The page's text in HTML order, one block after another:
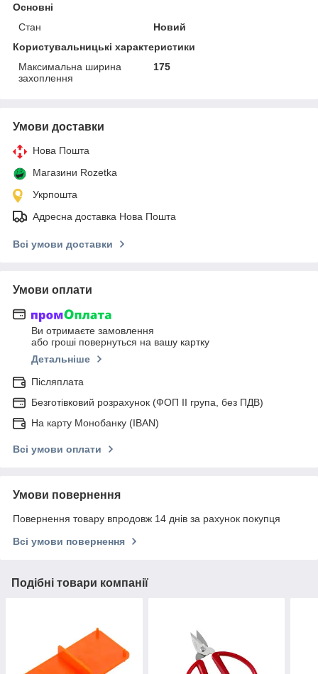
Основні
Стан
Новий
Користувальницькі характеристики
Максимальна ширина
захоплення
175
Умови доставки
Нова Пошта
Магазини Rozetka
Укрпошта
Адресна доставка Нова Пошта
Всі умови доставки
Умови оплати
Ви отримаєте замовлення
або гроші повернуться на вашу картку
Детальніше
Післяплата
Безготівковий розрахунок (ФОП ІІ група, без ПДВ)
На карту Монобанку (IBAN)
Всі умови оплати
Умови повернення
Повернення товару впродовж 14 днів за рахунок покупця
Всі умови повернення
Подібні товари компанії